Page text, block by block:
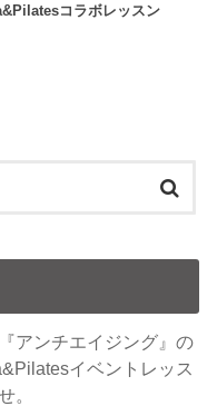
コラボレッスン
アンチエイジング』の
イベントレッス
。